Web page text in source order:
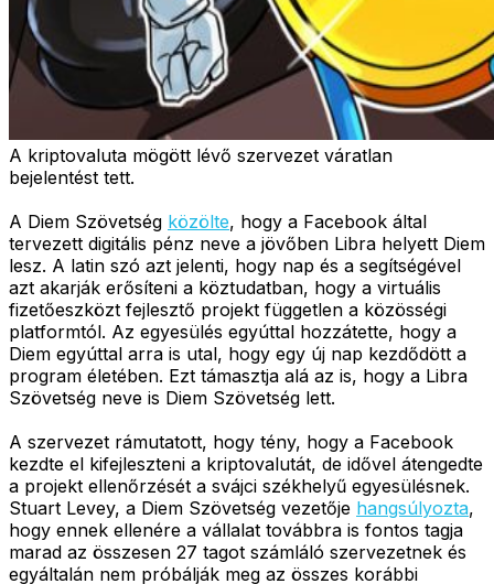
A kriptovaluta mögött lévő szervezet váratlan
bejelentést tett.
A Diem Szövetség közölte, hogy a Facebook által
tervezett digitális pénz neve a jövőben Libra helyett Diem
lesz. A latin szó azt jelenti, hogy nap és a segítségével
azt akarják erősíteni a köztudatban, hogy a virtuális
fizetőeszközt fejlesztő projekt független a közösségi
platformtól. Az egyesülés egyúttal hozzátette, hogy a
Diem egyúttal arra is utal, hogy egy új nap kezdődött a
program életében. Ezt támasztja alá az is, hogy a Libra
Szövetség neve is Diem Szövetség lett.
A szervezet rámutatott, hogy tény, hogy a Facebook
kezdte el kifejleszteni a kriptovalutát, de idővel átengedte
a projekt ellenőrzését a svájci székhelyű egyesülésnek.
Stuart Levey, a Diem Szövetség vezetője hangsúlyozta,
hogy ennek ellenére a vállalat továbbra is fontos tagja
marad az összesen 27 tagot számláló szervezetnek és
egyáltalán nem próbálják meg az összes korábbi